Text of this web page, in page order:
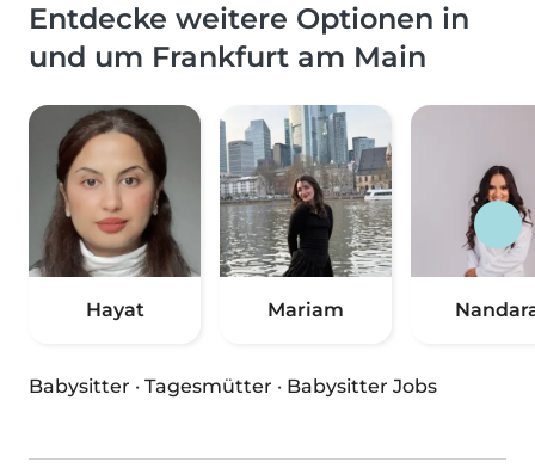
Entdecke weitere Optionen in
und um Frankfurt am Main
Hayat Mariam
Babysitter · Tagesmütter · Babysitter Jobs